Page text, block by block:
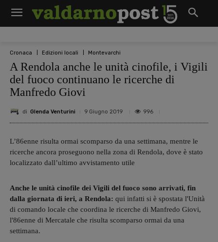
Cronaca Edizioni locali Montevarchi
A Rendola anche le unità cinofile, i Vigili
del fuoco continuano le ricerche di
Manfredo Giovi
di Glenda Venturini 9 Giugno 2019 996
L’86enne risulta ormai scomparso da una settimana, mentre le
ricerche ancora proseguono nella zona di Rendola, dove è stato
localizzato dall’ultimo avvistamento utile
Anche le unità cinofile dei Vigili del fuoco sono arrivati, fin
dalla giornata di ieri, a Rendola: qui infatti si è spostata l'Unità
di comando locale che coordina le ricerche di Manfredo Giovi,
l'86enne di Mercatale che risulta scomparso ormai da una
settimana.